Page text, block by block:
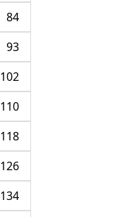
84
93
102
110
118
126
134